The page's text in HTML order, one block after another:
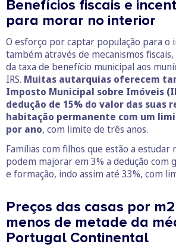
Benefícios fiscais e
para morar no interior
O esforço por captar população para o
também através de mecanismos fiscais,
da taxa de benefício municipal aos
IRS. Muitas autarquias oferecem
Imposto Municipal sobre Imóveis
dedução de 15% do valor das suas
habitação permanente com um
por ano, com limite de três anos.
Famílias com filhos que estão a
podem majorar em 3% a dedução com
e formação, indo assim até 33%, com
Preços das casas por
menos de metade da
Portugal Continental